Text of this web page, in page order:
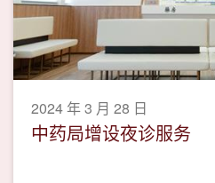
2024 年 3 月 28 日
中药局增设夜诊服务